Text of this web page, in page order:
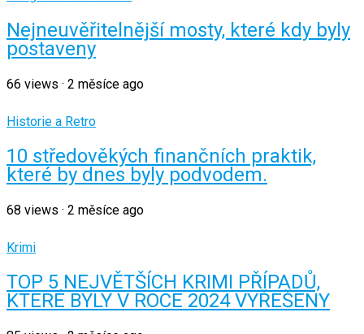
Nejneuvěřitelnější mosty, které kdy byly
postaveny
66 views · 2 měsíce ago
Historie a Retro
10 středověkých finančních praktik,
které by dnes byly podvodem.
68 views · 2 měsíce ago
Krimi
TOP 5 NEJVĚTŠÍCH KRIMI PŘÍPADŮ,
KTERÉ BYLY V ROCE 2024 VYŘEŠENY